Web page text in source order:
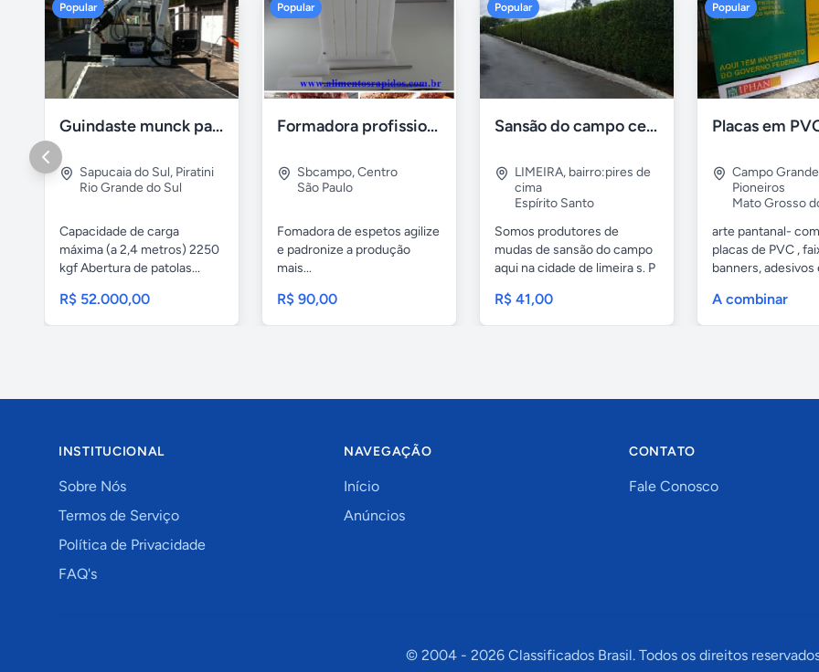
Popular
Guindaste munck para 2 toneladas
Sapucaia do Sul, Piratini
Rio Grande do Sul
Capacidade de carga
máxima (a 2,4 metros) 2250
kgf Abertura de patolas...
R$ 52.000,00
Popular
Formadora profissional carne
Sbcampo,Centro
São Paulo
Fomadora de espetos agilize
e padronize a produção
mais...
R$ 90,00
Popular
Sansão do campo cerca viva por 0,65 á muda
LIMEIRA, bairro:pires de
cima
Espírito Santo
Somos produtores de
mudas de sansão do campo
aqui na cidade de limeira s. P
R$ 41,00
Popular
Campo Grande
Pioneiros
Mato Grosso
arte pantanal-
placas de PVC ,
banners, adesivos
A combinar
INSTITUCIONAL
Sobre Nós
Termos de Serviço
Política de Privacidade
FAQ's
NAVEGAÇÃO
Início
Anúncios
CONTATO
Fale Conosco
© 2004 - 2026Classificados Brasil. Todos os direitos